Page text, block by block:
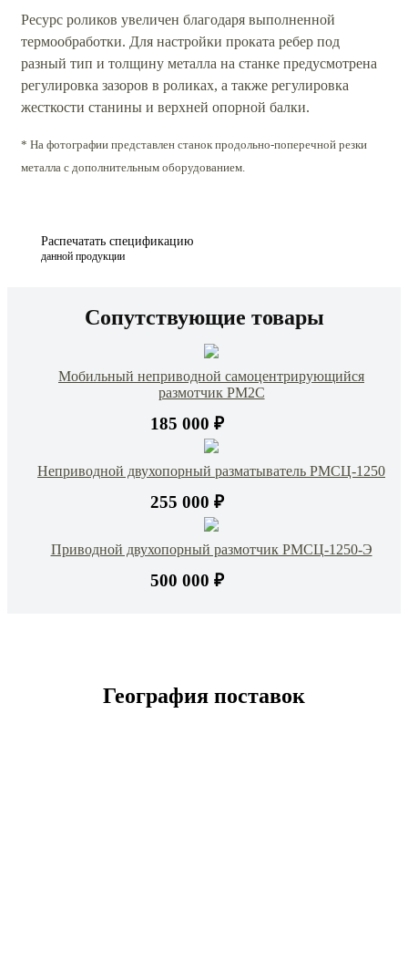
Ресурс роликов увеличен благодаря выполненной
термообработки. Для настройки проката ребер под
разный тип и толщину металла на станке предусмотрена
регулировка зазоров в роликах, а также регулировка
жесткости станины и верхней опорной балки.
* На фотографии представлен станок продольно-поперечной резки
металла с дополнительным оборудованием.
Распечатать спецификацию
данной продукции
Сопутствующие товары
Мобильный неприводной самоцентрирующийся
размотчик РМ2С
185 000 ₽
Неприводной двухопорный разматыватель РМСЦ-1250
255 000 ₽
Приводной двухопорный размотчик РМСЦ-1250-Э
500 000 ₽
География поставок